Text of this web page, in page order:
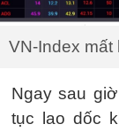
VN-Index mất
Ngay sau
tục lao dốc